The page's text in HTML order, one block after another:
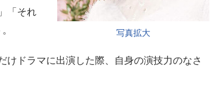
写真拡大
「それ
けドラマに出演した際、自身の演技力のなさ